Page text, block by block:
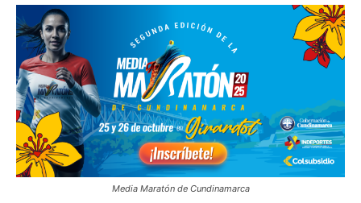
Media Maratón de Cundinamarca